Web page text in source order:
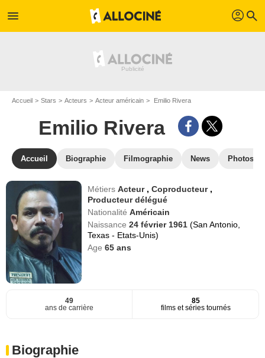
menu profil search
Accueil Stars Acteurs Acteur américain Emilio Rivera
Emilio Rivera
Accueil Biographie Filmographie News Photos
MétiersActeur ,Coproducteur ,
Producteur délégué
NationalitéAméricain
Naissance24 février 1961(San Antonio,
Texas - Etats-Unis)
Age65 ans
49
ans de carrière
85
films et séries tournés
Biographie